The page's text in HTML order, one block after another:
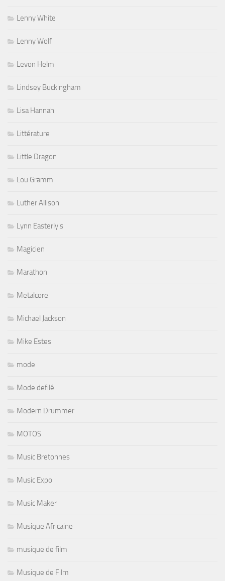
Lenny White
Lenny Wolf
Levon Helm
Lindsey Buckingham
Lisa Hannah
Littérature
Little Dragon
Lou Gramm
Luther Allison
Lynn Easterly's
Magicien
Marathon
Metalcore
Michael Jackson
Mike Estes
mode
Mode defilé
Modern Drummer
MOTOS
Music Bretonnes
Music Expo
Music Maker
Musique Africaine
musique de film
Musique de Film